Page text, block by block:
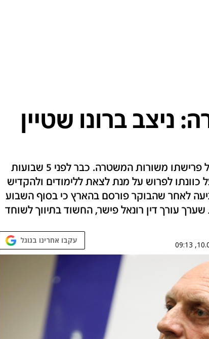
ניצב ברונו שטיין
מפקד מחוז מרכז הודיע במפתיע על פרישתו משורות המשטרה. כבר לפני 5 שבועות
כוונתו לפרוש על מנת לצאת ללימודים ולהקדיש
לאחר שהבוקר פורסם בהארץ כי בסוף השבוע
עורך דין רונאל פישר, החשוד בתיווך לשוחד
עקבו אחרינו בגוגל